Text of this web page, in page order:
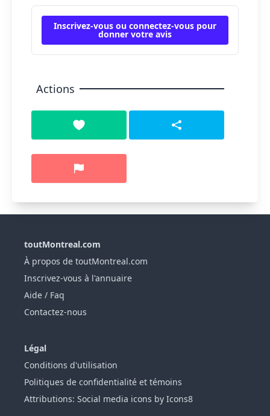
Inscrivez-vous ou connectez-vous pour
donner votre avis
Actions
toutMontreal.com
À propos de toutMontreal.com
Inscrivez-vous à l'annuaire
Aide / Faq
Contactez-nous
Légal
Conditions d'utilisation
Politiques de confidentialité et témoins
Attributions: Social media icons by Icons8